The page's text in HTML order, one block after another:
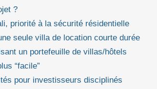
?
priorité à la sécurité résidentielle
seule villa de location courte durée
un portefeuille de villas/hôtels
“facile”
pour investisseurs disciplinés